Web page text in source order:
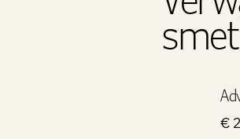
Prijs
€